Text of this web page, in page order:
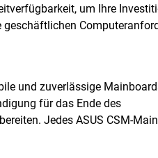
um Ihre
und zuverlässige
für das Ende des
Jedes ASUS CSM-